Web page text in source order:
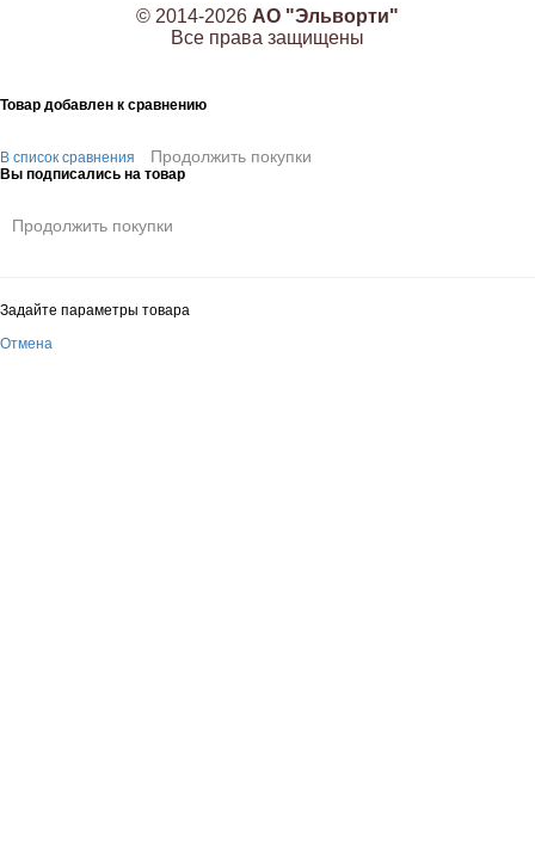
© 2014-2026 АО "Эльворти"
Все права защищены
Товар добавлен к сравнению
В список сравнения Продолжить покупки
Вы подписались на товар
Продолжить покупки
Задайте параметры товара
Отмена